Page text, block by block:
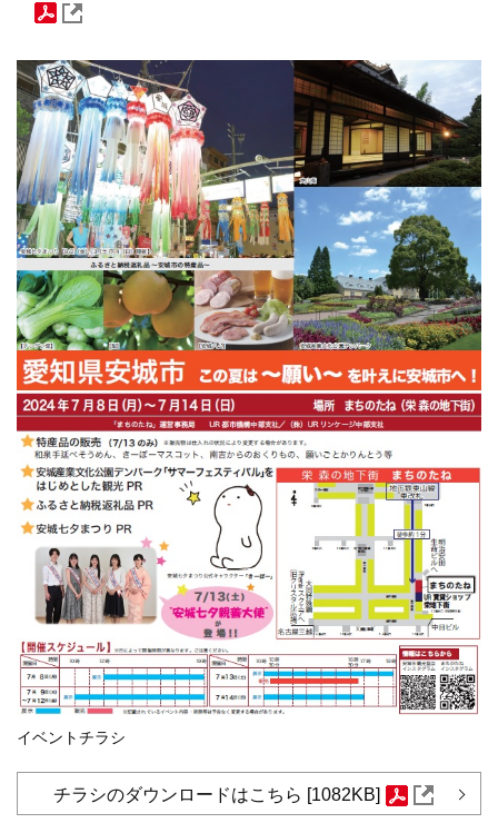
イベントチラシ
チラシのダウンロードはこちら [1082KB]